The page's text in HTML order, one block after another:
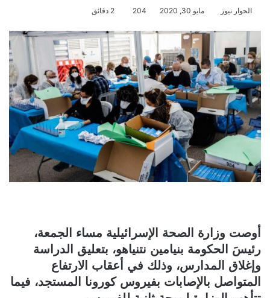
الحوار نيوز مايو 30, 2020 204
أوصت وزارة الصحة الإسرائيلية مساء الجمعة،
رئيسَ الحكومة بنيامين نتنياهو، بتعليق الدراسة
وإغلاق المدارس، وذلك في أعقاب الارتفاع
المتواصل بالإصابات بفيروس كورونا المستجد، فيما